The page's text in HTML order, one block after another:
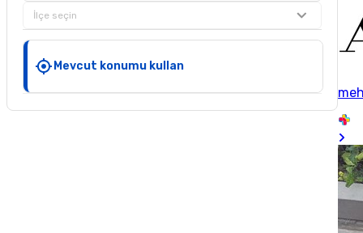
İlçe seçin
Mevcut konumu kullan